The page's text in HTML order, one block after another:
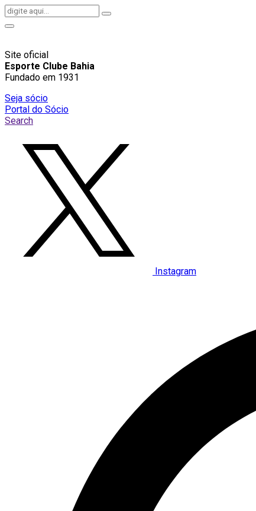
Site oficial
Esporte Clube Bahia
Fundado em 1931
Seja sócio
Portal do Sócio
Search
Instagram